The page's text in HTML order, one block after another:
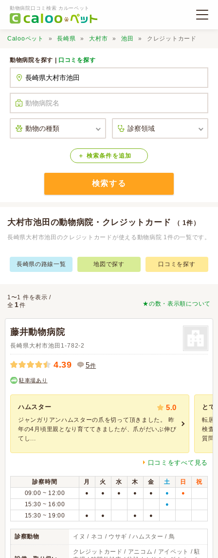
動物病院口コミ検索 カルーペット
口コミ検索
Calooペットとは？
Calooペット 長崎県 大村市 池田 クレジットカード
動物病院を探す | 口コミを探す
検索条件 を追加
検索する
大村市池田の動物病院・クレジットカード （ 1件）
長崎県大村市池田のクレジットカードが使える動物病院 1件の一覧です。
長崎県の路線一覧 地図で探す 口コミを探す
★の数・表示順について
1〜1 件を表示 /
全 1件
藤井動物病院
長崎県大村市池田1-782-2
4.39 5件
駐車場あり
ハムスター 5.0
ジャンガリアンハムスターの爪を切って頂きました。 昨
年の4月頃里親となり育ててきましたが、爪がだいぶ伸び
てし...
とて
転居
検査
質問
口コミをすべて見る
診察時間 月 火 水 木 金 土 日
祝
09:00 ~ 12:00
● ● ● ● ● ● ●
15:30 ~ 16:00 ●
15:30 ~ 19:00 ● ● ● ●
診察動物 イヌ / ネコ / ウサギ / ハムスター / 鳥
クレジットカード / アニコム / アイペット / 駐